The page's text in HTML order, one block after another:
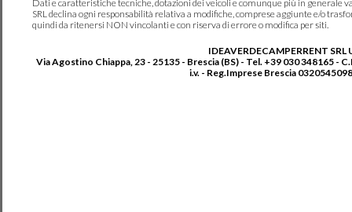
Dati e caratteristiche tecniche, dotazioni dei veicoli e comunque più in generale
SRL declina ogni responsabilità relativa a modifiche, comprese aggiunte e/o
quindi da ritenersi NON vincolanti e con riserva di errore o modifica per siti.
IDEAVERDECAMPERRENT SRL
Via Agostino Chiappa, 23 - 25135 - Brescia (BS) - Tel. +39 030 348165 -
i.v. - Reg.Imprese Brescia